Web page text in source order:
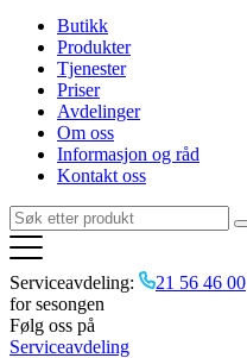
Butikk
Produkter
Tjenester
Priser
Avdelinger
Om oss
Informasjon og råd
Kontakt oss
Serviceavdeling: 21 56 46 00
for sesongen
Følg oss på
Serviceavdeling